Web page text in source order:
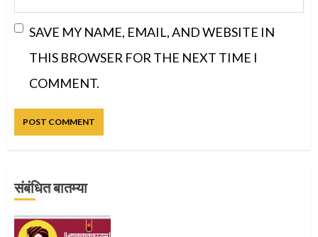
SAVE MY NAME, EMAIL, AND WEBSITE IN
THIS BROWSER FOR THE NEXT TIME I
COMMENT.
संबंधित बातम्या